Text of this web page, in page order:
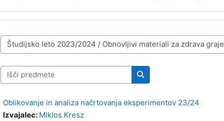
Kategorije predmetov
Išči predmete
Išči predmete
Oblikovanje in analiza načrtovanja eksperimentov 23/24
Izvajalec: Miklos Kresz